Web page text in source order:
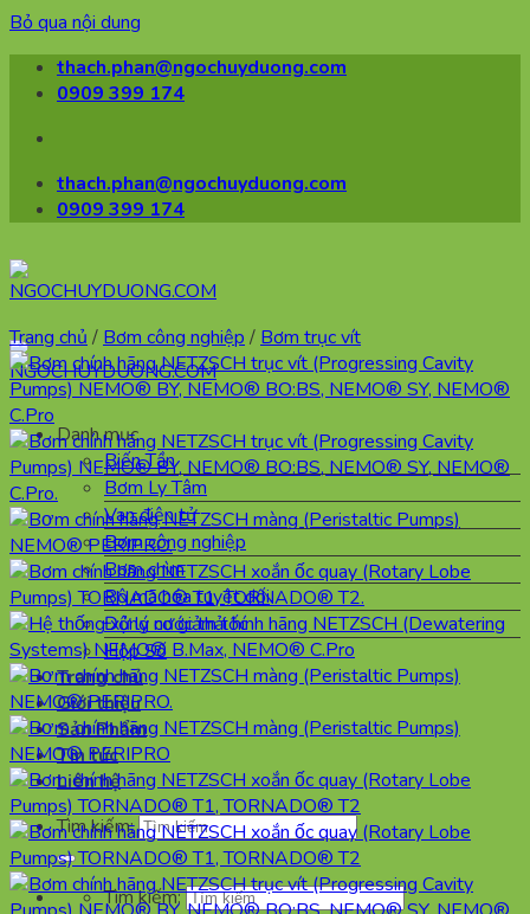
Bỏ qua nội dung
thach.phan@ngochuyduong.com
0909 399 174
thach.phan@ngochuyduong.com
0909 399 174
Danh mục
Biến Tần
Bơm Ly Tâm
Van điện tử
Bơm công nghiệp
Bơm chìm
Bộ mã hóa tuyệt đối
Động cơ giảm tốc
Hộp Số
Trang chủ
Giới thiệu
Sản Phẩm
Tin tức
Liên hệ
Tìm kiếm:
Tìm kiếm:
Trang chủ / Bơm công nghiệp / Bơm trục vít